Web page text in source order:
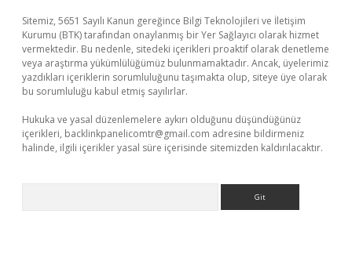
Sitemiz, 5651 Sayılı Kanun gereğince Bilgi Teknolojileri ve İletişim
Kurumu (BTK) tarafından onaylanmış bir Yer Sağlayıcı olarak hizmet
vermektedir. Bu nedenle, sitedeki içerikleri proaktif olarak denetleme
veya araştırma yükümlülüğümüz bulunmamaktadır. Ancak, üyelerimiz
yazdıkları içeriklerin sorumluluğunu taşımakta olup, siteye üye olarak
bu sorumluluğu kabul etmiş sayılırlar.
Hukuka ve yasal düzenlemelere aykırı olduğunu düşündüğünüz
içerikleri, backlinkpanelicomtr@gmail.com adresine bildirmeniz
halinde, ilgili içerikler yasal süre içerisinde sitemizden kaldırılacaktır.